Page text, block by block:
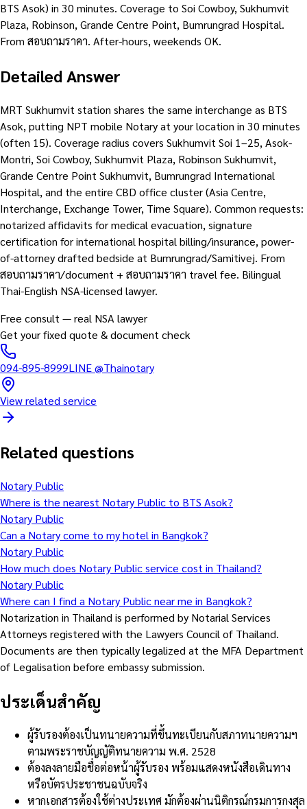
BTS Asok) in 30 minutes. Coverage to Soi Cowboy, Sukhumvit
Plaza, Robinson, Grande Centre Point, Bumrungrad Hospital.
From สอบถามราคา. After-hours, weekends OK.
Detailed Answer
MRT Sukhumvit station shares the same interchange as BTS
Asok, putting NPT mobile Notary at your location in 30 minutes
(often 15). Coverage radius covers Sukhumvit Soi 1–25, Asok-
Montri, Soi Cowboy, Sukhumvit Plaza, Robinson Sukhumvit,
Grande Centre Point Sukhumvit, Bumrungrad International
Hospital, and the entire CBD office cluster (Asia Centre,
Interchange, Exchange Tower, Time Square). Common requests:
notarized affidavits for medical evacuation, signature
certification for international hospital billing/insurance, power-
of-attorney drafted bedside at Bumrungrad/Samitivej. From
สอบถามราคา/document + สอบถามราคา travel fee. Bilingual
Thai-English NSA-licensed lawyer.
Free consult — real NSA lawyer
Get your fixed quote & document check
094-895-8999LINE@Thainotary
View related service
Related questions
Notary Public
Where is the nearest Notary Public to BTS Asok?
Notary Public
Can a Notary come to my hotel in Bangkok?
Notary Public
How much does Notary Public service cost in Thailand?
Notary Public
Where can I find a Notary Public near me in Bangkok?
Notarization in Thailand is performed by Notarial Services
Attorneys registered with the Lawyers Council of Thailand.
Documents are then typically legalized at the MFA Department
of Legalisation before embassy submission.
ประเด็นสำคัญ
ผู้รับรองต้องเป็นทนายความที่ขึ้นทะเบียนกับสภาทนายความฯ
ตามพระราชบัญญัติทนายความ พ.ศ. 2528
ต้องลงลายมือชื่อต่อหน้าผู้รับรอง พร้อมแสดงหนังสือเดินทาง
หรือบัตรประชาชนฉบับจริง
หากเอกสารต้องใช้ต่างประเทศ มักต้องผ่านนิติกรณ์กรมการกงสุล